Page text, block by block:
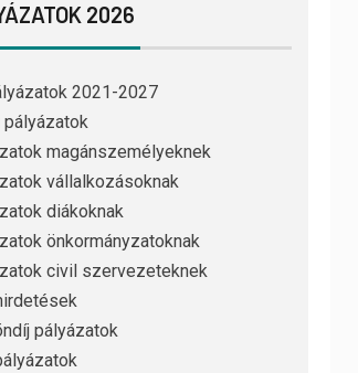
2026
2021-2027
pályázatok
magánszemélyeknek
vállalkozásoknak
diákoknak
önkormányzatoknak
civil szervezeteknek
pályázatok